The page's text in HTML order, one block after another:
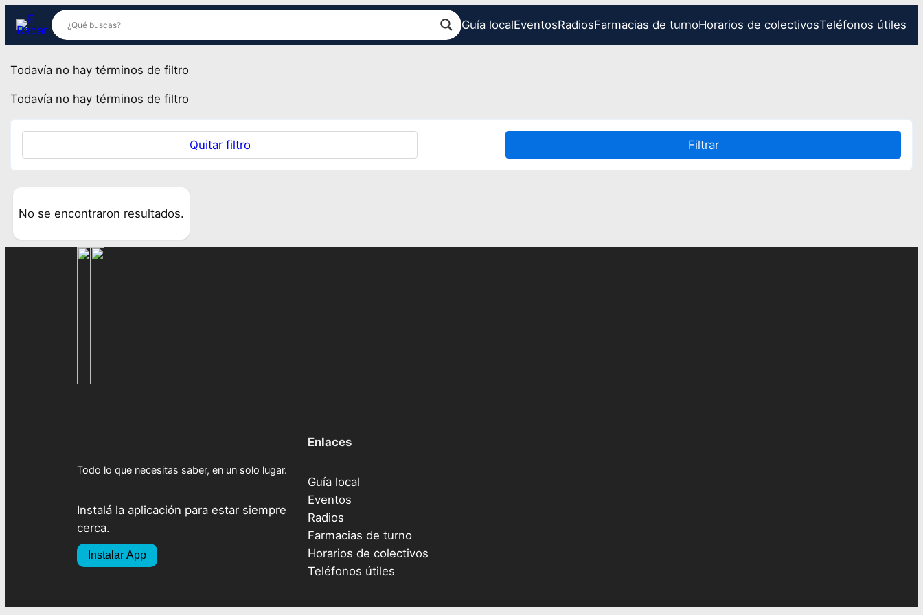
Saltar
Guía localEventosRadiosFarmacias de turnoHorarios de colectivosTeléfonos útiles
Todavía no hay términos de filtro
Todavía no hay términos de filtro
Filtrar
Quitar filtro
No se encontraron resultados.
Todo lo que necesitas saber, en un solo lugar.
Instalá la aplicación para estar siempre
cerca.
Instalar App
Enlaces
Guía local
Eventos
Radios
Farmacias de turno
Horarios de colectivos
Teléfonos útiles